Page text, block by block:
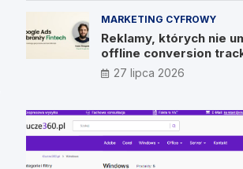
MARKETING CYFROWY
Reklamy, których nie
offline conversion
27 lipca 2026